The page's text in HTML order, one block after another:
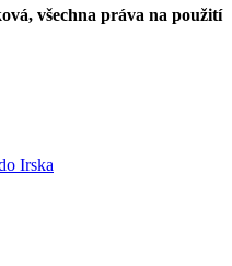
všechna práva na použití
Irska